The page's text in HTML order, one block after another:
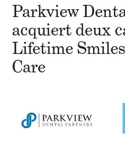
Parkview
acquiert deux
Lifetime
Care